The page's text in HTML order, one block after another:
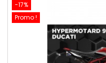
-17%
Promo !